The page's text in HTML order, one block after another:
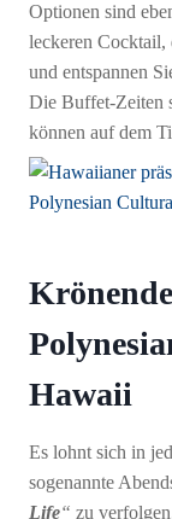
Optionen sind
leckeren Cocktail,
und entspannen
Die Buffet-Zeiten
können auf dem
Hawaii
Es lohnt sich in
sogenannte
Life“ zu